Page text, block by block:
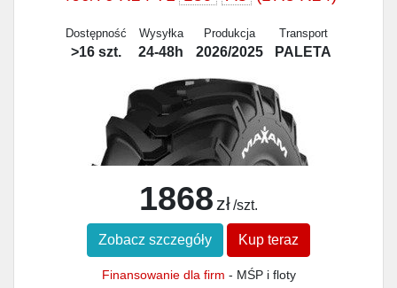
Dostępność
>16 szt.
Wysyłka
24-48h
Produkcja
2026/2025
Transport
PALETA
1868 zł/szt.
Zobacz szczegóły Kup teraz
Finansowanie dla firm - MŚP i floty